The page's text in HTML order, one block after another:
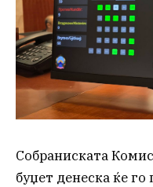
Собраниската
буџет денеска ќе